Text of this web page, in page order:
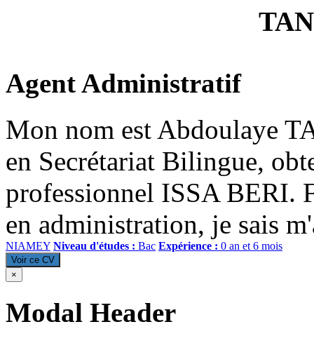
Agent Administratif
Mon nom est Abdoulaye
en Secrétariat Bilingue,
professionnel ISSA BERI.
en administration, je sais
NIAMEY Niveau d'études : Bac Expérience : 0 an et 6 mois
Voir ce CV
×
Modal Header